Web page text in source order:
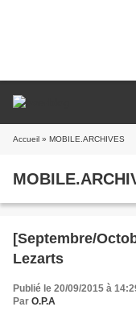
Accueil » MOBILE.ARCHIVES
[Septembre/
Lezarts
Publié le 20/09/2015 à
Par O.P.A